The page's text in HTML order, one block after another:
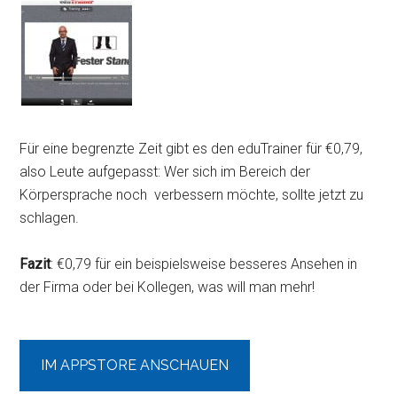
Für eine begrenzte Zeit gibt es den eduTrainer für €0,79,
also Leute aufgepasst: Wer sich im Bereich der
Körpersprache noch verbessern möchte, sollte jetzt zu
schlagen.
Fazit: €0,79 für ein beispielsweise besseres Ansehen in
der Firma oder bei Kollegen, was will man mehr!
IM APPSTORE ANSCHAUEN